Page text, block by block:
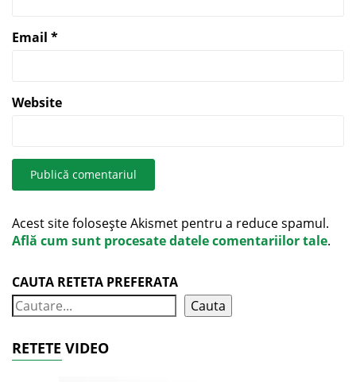
Email *
Website
Acest site folosește Akismet pentru a reduce spamul.
Află cum sunt procesate datele comentariilor tale.
CAUTA RETETA PREFERATA
Cauta
RETETE VIDEO